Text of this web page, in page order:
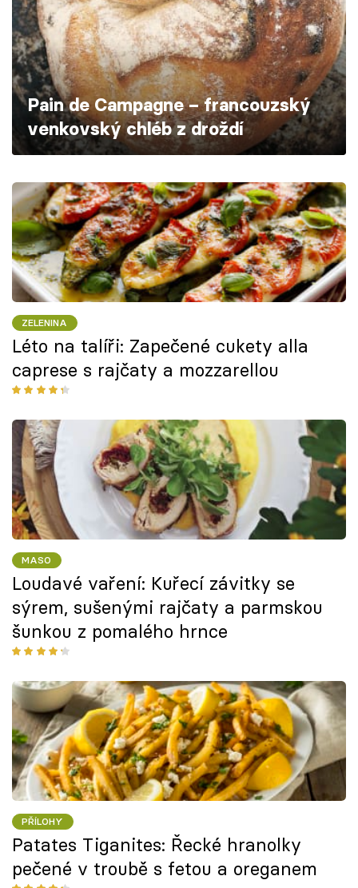
Škola vaření
Recepty z TV
Speciál: Cuketa
Těhotnej kuchař
Přihlášení
Sledujte nás
Pain de Campagne – francouzský
venkovský chléb z droždí
ZELENINA
Léto na talíři: Zapečené cukety alla
caprese s rajčaty a mozzarellou
MASO
Loudavé vaření: Kuřecí závitky se
sýrem, sušenými rajčaty a parmskou
šunkou z pomalého hrnce
PŘÍLOHY
Patates Tiganites: Řecké hranolky
pečené v troubě s fetou a oreganem